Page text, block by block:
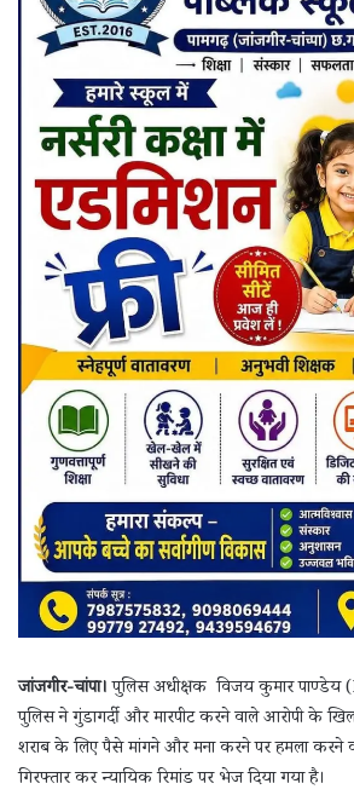
जांजगीर-चांपा।पुलिस अधीक्षक विजय कुमार पाण्डेय
पुलिस ने गुंडागर्दी और मारपीट करने वाले आरोपी के
शराब के लिए पैसे मांगने और मना करने पर हमला करने
गिरफ्तार कर न्यायिक रिमांड पर भेज दिया गया है।